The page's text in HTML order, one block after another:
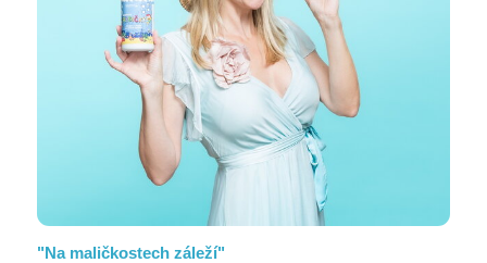
"Na maličkostech záleží"